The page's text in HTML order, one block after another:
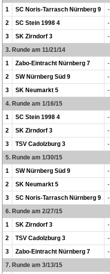
1
SC Noris-Tarrasch Nürnberg 9
-
2
SC Stein 1998 4
-
3
SK Zirndorf 3
-
3. Runde am 11/21/14
1
Zabo-Eintracht Nürnberg 7
-
2
SW Nürnberg Süd 9
-
3
SK Neumarkt 5
-
4. Runde am 1/16/15
1
SC Stein 1998 4
-
2
SK Zirndorf 3
-
3
TSV Cadolzburg 3
-
5. Runde am 1/30/15
1
SW Nürnberg Süd 9
-
2
SK Neumarkt 5
-
3
SC Noris-Tarrasch Nürnberg 9
-
6. Runde am 2/27/15
1
SK Zirndorf 3
-
2
TSV Cadolzburg 3
-
3
Zabo-Eintracht Nürnberg 7
-
7. Runde am 3/13/15